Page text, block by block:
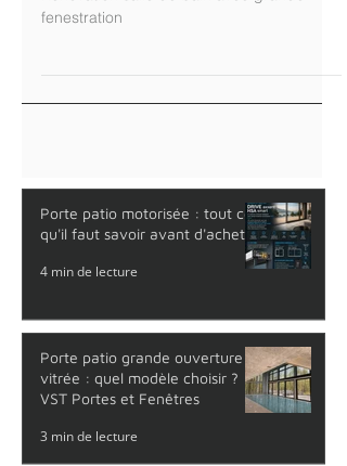
vie à un grenier
fenestration
Porte patio motorisée : tout ce
4 min de lecture
vitrée : quel modèle choisir ?